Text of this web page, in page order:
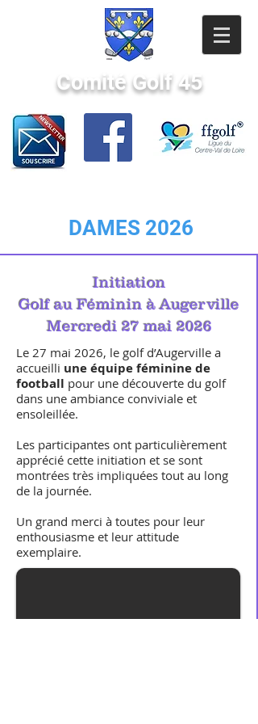
Comité Golf 45
DAMES 2026
Initiation
Golf au Féminin à Augerville
Mercredi 27 mai 2026
Le 27 mai 2026, le golf d’Augerville a
accueilli une équipe féminine de
football pour une découverte du golf
dans une ambiance conviviale et
ensoleillée.
Les participantes ont particulièrement
apprécié cette initiation et se sont
montrées très impliquées tout au long
de la journée.
Un grand merci à toutes pour leur
enthousiasme et leur attitude
exemplaire.